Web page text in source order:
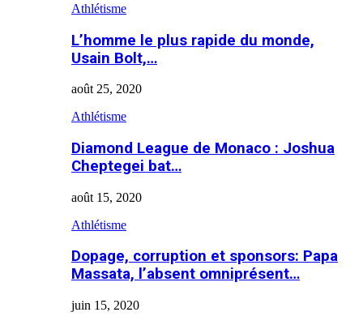
Athlétisme
L’homme le plus rapide du monde,
Usain Bolt,…
août 25, 2020
Athlétisme
Diamond League de Monaco : Joshua
Cheptegei bat…
août 15, 2020
Athlétisme
Dopage, corruption et sponsors: Papa
Massata, l’absent omniprésent…
juin 15, 2020